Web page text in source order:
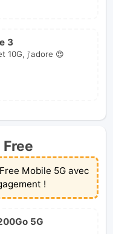
3
10G, j'adore 😍
Free
Mobile 5G avec
!
5G